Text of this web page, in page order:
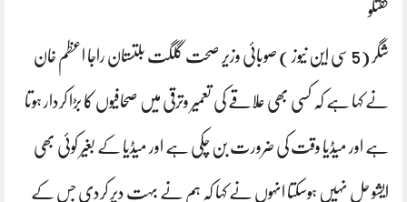
گفتگو
شگر (5 سی این نیوز ) صوبائی وزیر صحت گلگت بلتستان راجا اعظم خان
نے کہا ہے کہ کسی بھی علاقے کی تعمیر وترقی میں صحافیوں کا بڑا کردار ہوتا
ہے اور میڈیا وقت کی ضرورت بن چکی ہے اور میڈیا کے بغیر کوئی بھی
ایشو حل نہیں ہوسکتا انہوں نے کہا کہ ہم نے بہت دیر کردی جس کے